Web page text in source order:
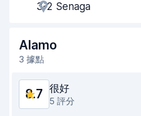
取車速度
還車速度
車況
3-2 Senaga
Alamo
3 據點
8.7 很好
5 評分